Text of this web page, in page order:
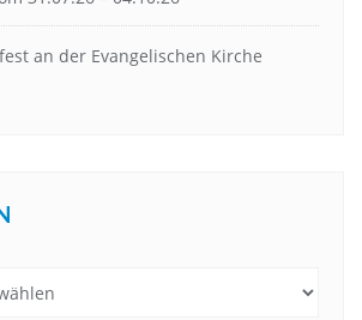
an der Evangelischen Kirche